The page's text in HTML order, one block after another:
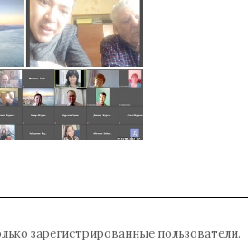
зарегистрированные пользователи.